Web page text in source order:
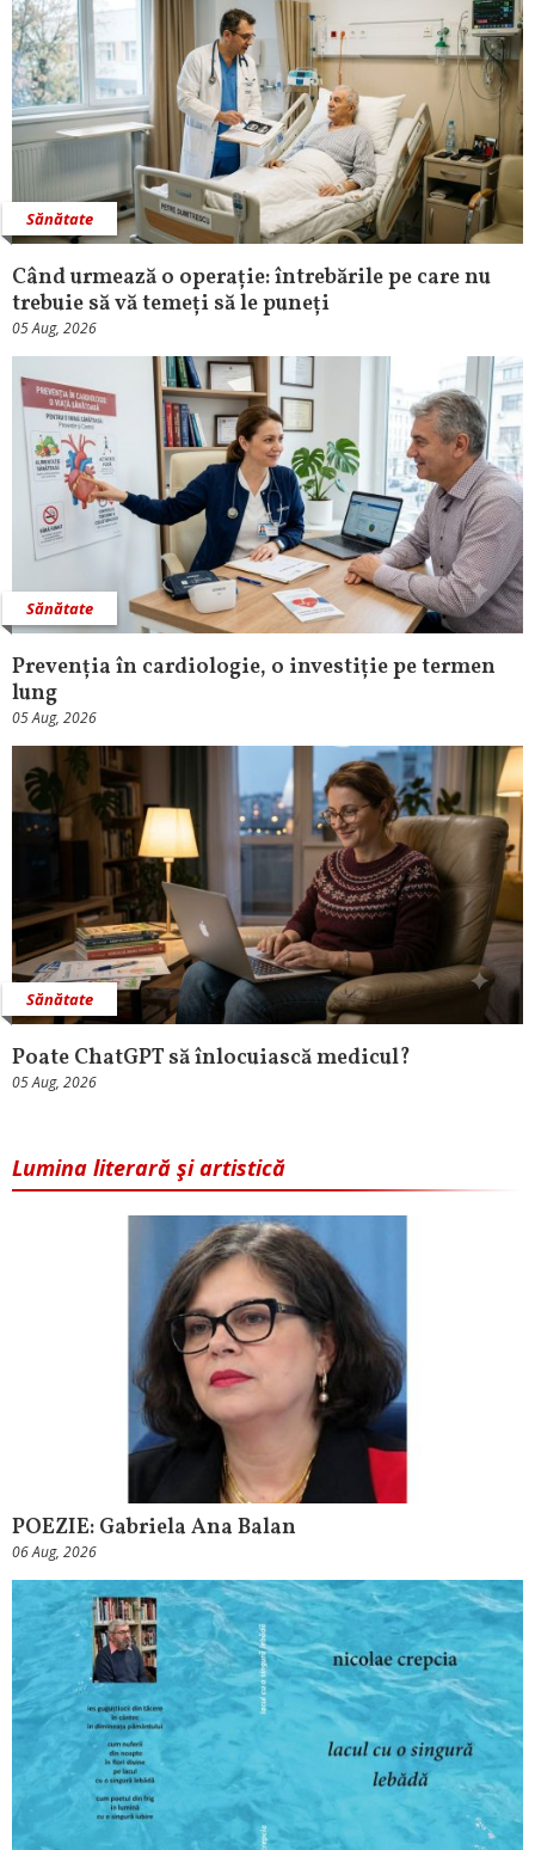
Sănătate
Când urmează o operație: întrebările pe care nu
trebuie să vă temeți să le puneți
05 Aug, 2026
Sănătate
Prevenția în cardiologie, o investiție pe termen
lung
05 Aug, 2026
Sănătate
Poate ChatGPT să înlocuiască medicul?
05 Aug, 2026
Lumina literară şi artistică
POEZIE: Gabriela Ana Balan
06 Aug, 2026